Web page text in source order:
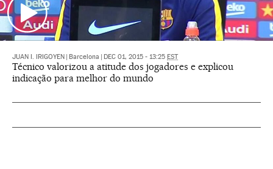
JUAN I. IRIGOYEN Barcelona DEC 01, 2015 - 13:25 EST
Técnico valorizou a atitude dos jogadores e explicou
indicação para melhor do mundo